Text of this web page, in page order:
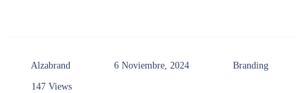
Alzabrand 6 Noviembre, 2024 Branding
147 Views